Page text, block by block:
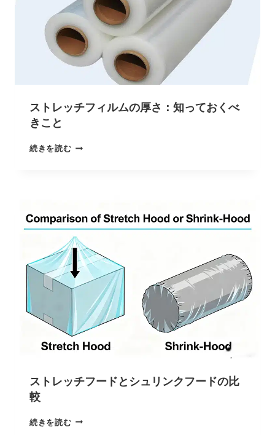
ストレッチフィルムの厚さ：知っておくべ
きこと
続きを読む
ストレッチフードとシュリンクフードの比
較
続きを読む